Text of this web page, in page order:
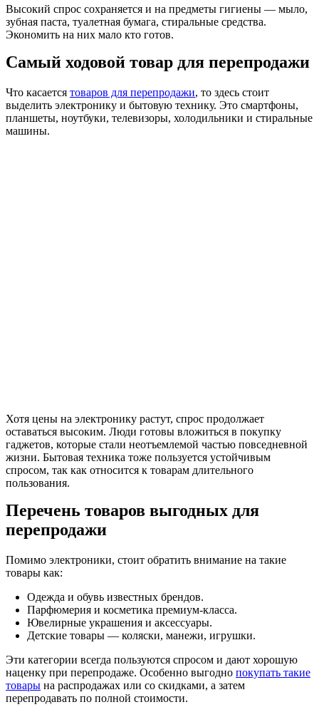
Высокий спрос сохраняется и на предметы гигиены — мыло,
зубная паста, туалетная бумага, стиральные средства.
Экономить на них мало кто готов.
Самый ходовой товар для перепродажи
Что касается товаров для перепродажи, то здесь стоит
выделить электронику и бытовую технику. Это смартфоны,
планшеты, ноутбуки, телевизоры, холодильники и стиральные
машины.
Хотя цены на электронику растут, спрос продолжает
оставаться высоким. Люди готовы вложиться в покупку
гаджетов, которые стали неотъемлемой частью повседневной
жизни. Бытовая техника тоже пользуется устойчивым
спросом, так как относится к товарам длительного
пользования.
Перечень товаров выгодных для
перепродажи
Помимо электроники, стоит обратить внимание на такие
товары как:
Одежда и обувь известных брендов.
Парфюмерия и косметика премиум-класса.
Ювелирные украшения и аксессуары.
Детские товары — коляски, манежи, игрушки.
Эти категории всегда пользуются спросом и дают хорошую
наценку при перепродаже. Особенно выгодно покупать такие
товары на распродажах или со скидками, а затем
перепродавать по полной стоимости.